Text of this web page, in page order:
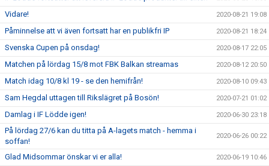
Vidare! 2020-08-21 19:08
Påminnelse att vi även fortsatt har en publikfri IP 2020-08-21 18:24
Svenska Cupen på onsdag! 2020-08-17 22:05
Matchen på lördag 15/8 mot FBK Balkan streamas 2020-08-12 20:50
Match idag 10/8 kl 19 - se den hemifrån! 2020-08-10 09:43
Sam Hegdal uttagen till Rikslägret på Bosön! 2020-07-21 01:02
Damlag i IF Lödde igen! 2020-06-30 23:18
På lördag 27/6 kan du titta på A-lagets match - hemma i
soffan!
2020-06-26 00:22
Glad Midsommar önskar vi er alla! 2020-06-19 10:46